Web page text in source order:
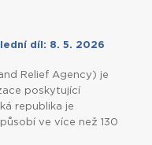
díl: 8. 5. 2026
Relief Agency) je
poskytující
republika je
ve více než 130